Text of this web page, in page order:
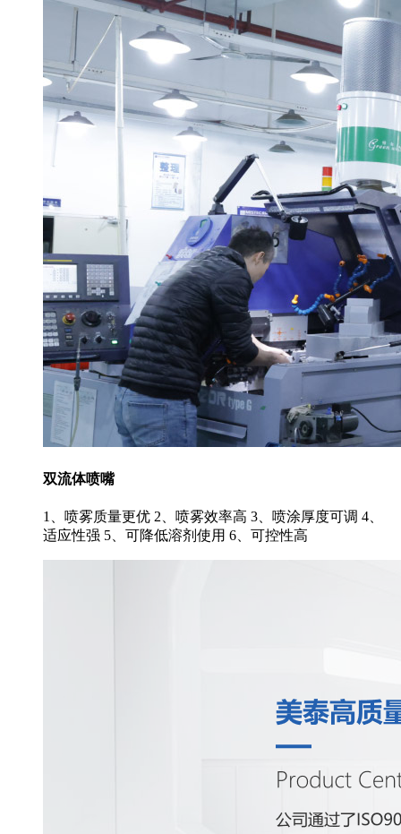
双流体喷嘴
1、喷雾质量更优 2、喷雾效率高 3、喷涂厚度可调 4、
适应性强 5、可降低溶剂使用 6、可控性高